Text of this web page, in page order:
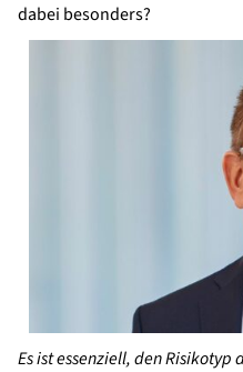
dabei besonders?
Es ist essenziell, den Risikotyp